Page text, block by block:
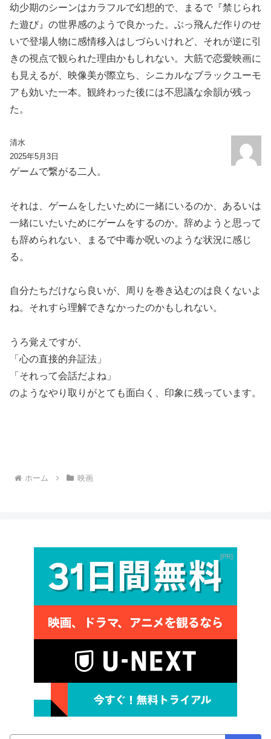
幼少期のシーンはカラフルで幻想的で、まるで『禁じられ
た遊び』の世界感のようで良かった。ぶっ飛んだ作りのせ
いで登場人物に感情移入はしづらいけれど、それが逆に引
きの視点で観られた理由かもしれない。大筋で恋愛映画に
も見えるが、映像美が際立ち、シニカルなブラックユーモ
アも効いた一本。観終わった後には不思議な余韻が残っ
た。
清水
2025年5月3日
ゲームで繋がる二人。
それは、ゲームをしたいために一緒にいるのか、あるいは
一緒にいたいためにゲームをするのか。辞めようと思って
も辞められない、まるで中毒か呪いのような状況に感じ
る。
自分たちだけなら良いが、周りを巻き込むのは良くないよ
ね。それすら理解できなかったのかもしれない。
うろ覚えですが、
「心の直接的弁証法」
「それって会話だよね」
のようなやり取りがとても面白く、印象に残っています。
ホーム 映画
PR